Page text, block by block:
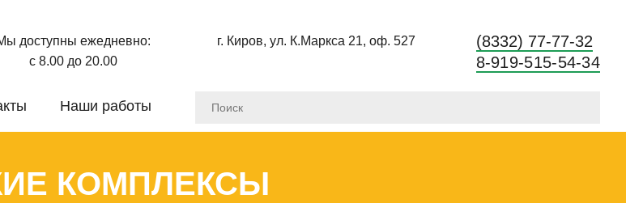
(8332) 77-77-32
8-919-515-54-34
г. Киров, ул. К.Маркса 21, оф. 527
доступны ежедневно:
с 8.00 до 20.00
Наши работы
КОМПЛЕКСЫ